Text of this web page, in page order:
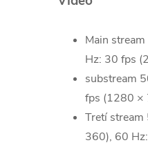
Main stream
Hz: 30 fps
substream
fps (1280 ×
Tretí stream
360), 60